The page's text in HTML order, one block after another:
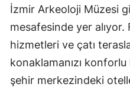
İzmir Arkeoloji Müzesi
mesafesinde yer
hizmetleri ve çatı
konaklamanızı
şehir merkezindeki